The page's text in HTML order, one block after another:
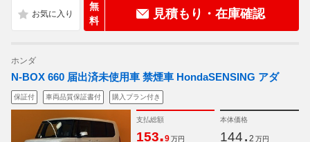
無
料
見積もり・在庫確認
ホンダ
N-BOX 660 届出済未使用車 禁煙車 HondaSENSING アダ
保証付 車両品質保証書付 購入プラン付き
支払総額
153.9 万円
本体価格
144. 2 万円